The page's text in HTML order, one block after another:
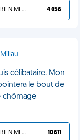
TU L'AS BIEN MÉRITÉ 4 056
célibataire. Mon
le bout de
chômage
TU L'AS BIEN MÉRITÉ 10 611